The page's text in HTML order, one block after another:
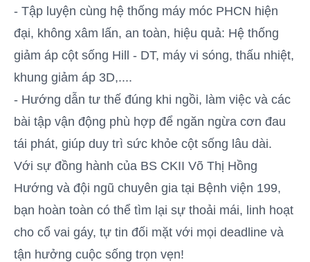
- Tập luyện cùng hệ thống máy móc PHCN hiện
đại, không xâm lấn, an toàn, hiệu quả: Hệ thống
giảm áp cột sống Hill - DT, máy vi sóng, thấu nhiệt,
khung giảm áp 3D,....
- Hướng dẫn tư thế đúng khi ngồi, làm việc và các
bài tập vận động phù hợp để ngăn ngừa cơn đau
tái phát, giúp duy trì sức khỏe cột sống lâu dài.
Với sự đồng hành của BS CKII Võ Thị Hồng
Hướng và đội ngũ chuyên gia tại Bệnh viện 199,
bạn hoàn toàn có thể tìm lại sự thoải mái, linh hoạt
cho cổ vai gáy, tự tin đối mặt với mọi deadline và
tận hưởng cuộc sống trọn vẹn!